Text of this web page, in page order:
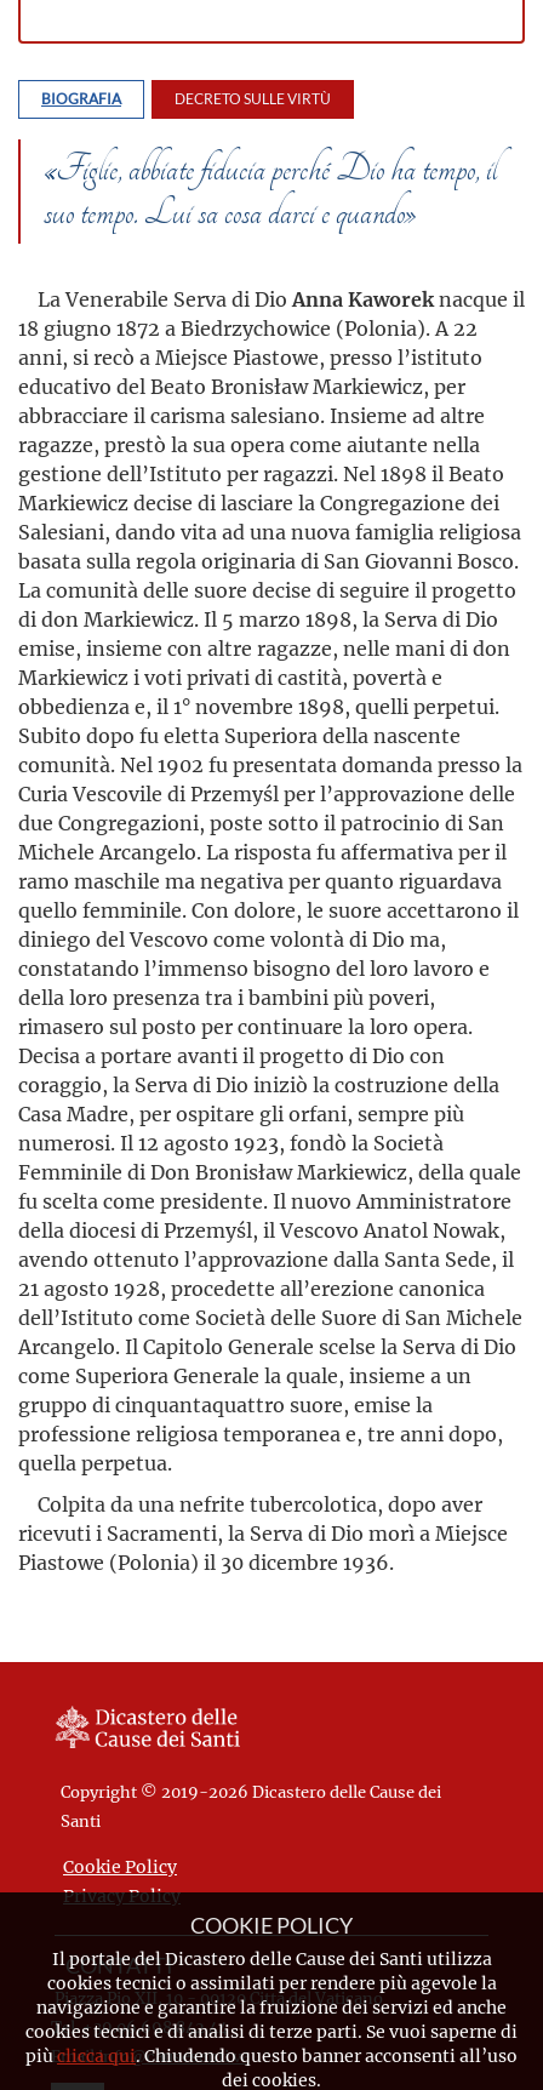
BIOGRAFIA DECRETO SULLE VIRTÙ
«Figlie, abbiate fiducia perché Dio ha tempo, il
suo tempo. Lui sa cosa darci e quando»
La Venerabile Serva di Dio Anna Kaworeknacque il
18 giugno 1872 a Biedrzychowice (Polonia). A 22
anni, si recò a Miejsce Piastowe, presso l’istituto
educativo del Beato Bronisław Markiewicz, per
abbracciare il carisma salesiano. Insieme ad altre
ragazze, prestò la sua opera come aiutante nella
gestione dell’Istituto per ragazzi. Nel 1898 il Beato
Markiewicz decise di lasciare la Congregazione dei
Salesiani, dando vita ad una nuova famiglia religiosa
basata sulla regola originaria di San Giovanni Bosco.
La comunità delle suore decise di seguire il progetto
di don Markiewicz. Il 5 marzo 1898, la Serva di Dio
emise, insieme con altre ragazze, nelle mani di don
Markiewicz i voti privati di castità, povertà e
obbedienza e, il 1° novembre 1898, quelli perpetui.
Subito dopo fu eletta Superiora della nascente
comunità. Nel 1902 fu presentata domanda presso la
Curia Vescovile di Przemyśl per l’approvazione delle
due Congregazioni, poste sotto il patrocinio di San
Michele Arcangelo. La risposta fu affermativa per il
ramo maschile ma negativa per quanto riguardava
quello femminile. Con dolore, le suore accettarono il
diniego del Vescovo come volontà di Dio ma,
constatando l’immenso bisogno del loro lavoro e
della loro presenza tra i bambini più poveri,
rimasero sul posto per continuare la loro opera.
Decisa a portare avanti il progetto di Dio con
coraggio, la Serva di Dio iniziò la costruzione della
Casa Madre, per ospitare gli orfani, sempre più
numerosi. Il 12 agosto 1923, fondò la Società
Femminile di Don Bronisław Markiewicz, della quale
fu scelta come presidente. Il nuovo Amministratore
della diocesi di Przemyśl, il Vescovo Anatol Nowak,
avendo ottenuto l’approvazione dalla Santa Sede, il
21 agosto 1928, procedette all’erezione canonica
dell’Istituto come Società delle Suore di San Michele
Arcangelo. Il Capitolo Generale scelse la Serva di Dio
come Superiora Generale la quale, insieme a un
gruppo di cinquantaquattro suore, emise la
professione religiosa temporanea e, tre anni dopo,
quella perpetua.
Colpita da una nefrite tubercolotica, dopo aver
ricevuti i Sacramenti, la Serva di Dio morì a Miejsce
Piastowe (Polonia) il 30 dicembre 1936.
Copyright © 2019-2026 Dicastero delle Cause dei
Santi
Cookie Policy
Privacy Policy
CONTATTI
Piazza Pio XII, 10 - 00120 Città del Vaticano
Tel. +39.06.698.842.44
Emailinfo@causesanti.va
COOKIE POLICY
Il portale del Dicastero delle Cause dei Santi utilizza
cookies tecnici o assimilati per rendere più agevole la
navigazione e garantire la fruizione dei servizi ed anche
cookies tecnici e di analisi di terze parti. Se vuoi saperne di
piùclicca qui. Chiudendo questo banner acconsenti all’uso
dei cookies.